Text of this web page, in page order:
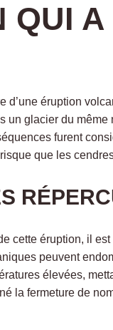
QUI
d’une éruption
un glacier du
furent
que les
cette éruption, il
peuvent
élevées,
la fermeture de